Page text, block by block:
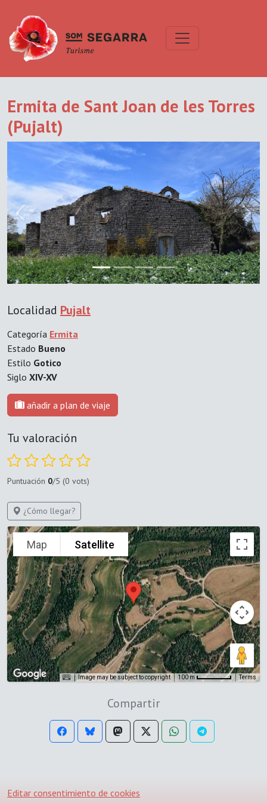
Ermita de Sant Joan de les Torres
(Pujalt)
Previous Next
Localidad Pujalt
Categoría Ermita
Estado Bueno
Estilo Gotico
Siglo XIV-XV
añadir a plan de viaje
Tu valoración
Puntuación 0/5 (0 vots)
¿Cómo llegar?
Map Satellite
Image may be subject to copyright 100 m Terms
Compartir
Editar consentimiento de cookies